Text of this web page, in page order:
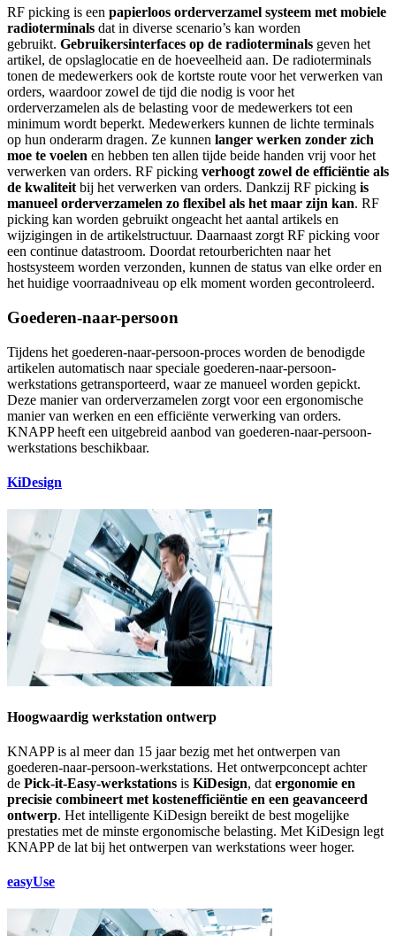
RF picking is een papierloos orderverzamel systeem met mobiele
radioterminals dat in diverse scenario’s kan worden
gebruikt. Gebruikersinterfaces op de radioterminals geven het
artikel, de opslaglocatie en de hoeveelheid aan. De radioterminals
tonen de medewerkers ook de kortste route voor het verwerken van
orders, waardoor zowel de tijd die nodig is voor het
orderverzamelen als de belasting voor de medewerkers tot een
minimum wordt beperkt. Medewerkers kunnen de lichte terminals
op hun onderarm dragen. Ze kunnen langer werken zonder zich
moe te voelen en hebben ten allen tijde beide handen vrij voor het
verwerken van orders. RF picking verhoogt zowel de efficiëntie als
de kwaliteit bij het verwerken van orders. Dankzij RF picking is
manueel orderverzamelen zo flexibel als het maar zijn kan. RF
picking kan worden gebruikt ongeacht het aantal artikels en
wijzigingen in de artikelstructuur. Daarnaast zorgt RF picking voor
een continue datastroom. Doordat retourberichten naar het
hostsysteem worden verzonden, kunnen de status van elke order en
het huidige voorraadniveau op elk moment worden gecontroleerd.
Goederen-naar-persoon
Tijdens het goederen-naar-persoon-proces worden de benodigde
artikelen automatisch naar speciale goederen-naar-persoon-
werkstations getransporteerd, waar ze manueel worden gepickt.
Deze manier van orderverzamelen zorgt voor een ergonomische
manier van werken en een efficiënte verwerking van orders.
KNAPP heeft een uitgebreid aanbod van goederen-naar-persoon-
werkstations beschikbaar.
KiDesign
Hoogwaardig werkstation ontwerp
KNAPP is al meer dan 15 jaar bezig met het ontwerpen van
goederen-naar-persoon-werkstations. Het ontwerpconcept achter
de Pick-it-Easy-werkstations is KiDesign, dat ergonomie en
precisie combineert met kostenefficiëntie en een geavanceerd
ontwerp. Het intelligente KiDesign bereikt de best mogelijke
prestaties met de minste ergonomische belasting. Met KiDesign legt
KNAPP de lat bij het ontwerpen van werkstations weer hoger.
easyUse